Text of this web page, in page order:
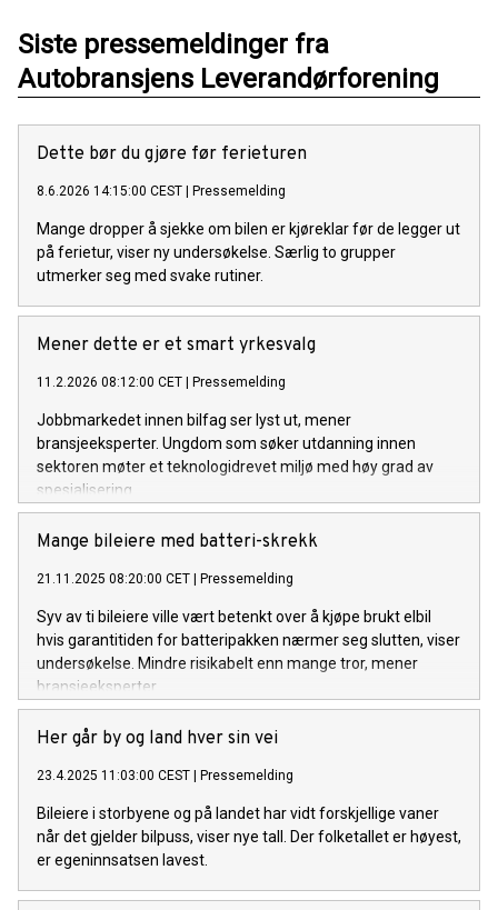
Siste pressemeldinger fra
Autobransjens Leverandørforening
Dette bør du gjøre før ferieturen
8.6.2026 14:15:00 CEST Pressemelding
Mange dropper å sjekke om bilen er kjøreklar før de legger ut
på ferietur, viser ny undersøkelse. Særlig to grupper
utmerker seg med svake rutiner.
Mener dette er et smart yrkesvalg
11.2.2026 08:12:00 CET Pressemelding
Jobbmarkedet innen bilfag ser lyst ut, mener
bransjeeksperter. Ungdom som søker utdanning innen
sektoren møter et teknologidrevet miljø med høy grad av
spesialisering.
Mange bileiere med batteri-skrekk
21.11.2025 08:20:00 CET Pressemelding
Syv av ti bileiere ville vært betenkt over å kjøpe brukt elbil
hvis garantitiden for batteripakken nærmer seg slutten, viser
undersøkelse. Mindre risikabelt enn mange tror, mener
bransjeeksperter.
Her går by og land hver sin vei
23.4.2025 11:03:00 CEST Pressemelding
Bileiere i storbyene og på landet har vidt forskjellige vaner
når det gjelder bilpuss, viser nye tall. Der folketallet er høyest,
er egeninnsatsen lavest.